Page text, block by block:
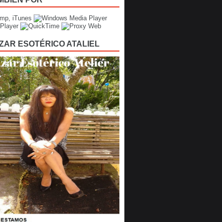
ESOTÉRICO ATALIEL